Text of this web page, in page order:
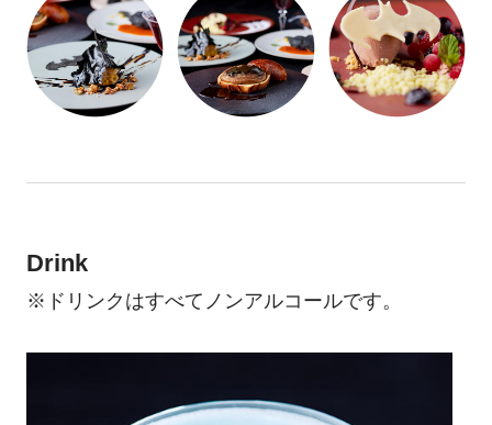
Drink
※ドリンクはすべてノンアルコールです。